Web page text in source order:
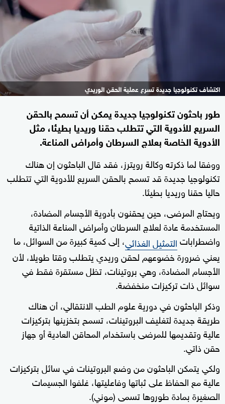
اكتشاف تكنولوجيا جديدة تسرع عملية الحقن الوريدي
طور باحثون تكنولوجيا جديدة يمكن أن تسمح بالحقن
السريع للأدوية التي تتطلب حقنا وريديا بطيئا، مثل
الأدوية الخاصة بعلاج السرطان وأمراض المناعة.
ووفقا لما ذكرته وكالة رويترز، فقد قال الباحثون إن هناك
تكنولوجيا جديدة قد تسمح بالحقن السريع للأدوية التي تتطلب
حاليا حقنا وريديا بطيئا.
ويحتاج المرضى، حين يحقنون بأدوية الأجسام المضادة،
المستخدمة عادة لعلاج السرطان وأمراض المناعة الذاتية
واضطراباتالتمثيل الغذائي، إلى كمية كبيرة من السوائل، ما
يعني ضرورة خضوعهم لحقن وريدي يتطلب وقتا طويلا، لأن
الأجسام المضادة، وهي بروتينات، تظل مستقرة فقط في
سوائل ذات تركيزات منخفضة.
وذكر الباحثون في دورية علوم الطب الانتقالي، أن هناك
طريقة جديدة لتغليف البروتينات، تسمح بتخزينها بتركيزات
عالية وتقديمها للمرضى باستخدام المحاقن العادية أو جهاز
حقن ذاتي.
ولكي يتمكن الباحثون من وضع البروتينات في سائل بتركيزات
عالية مع الحفاظ على ثباتها وفاعليتها، غلفوا الجسيمات
الصغيرة بمادة طوروها تسمى (موني).